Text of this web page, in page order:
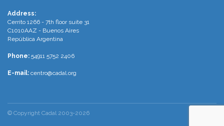
Address:
Cerrito 1266 - 7th floor suite 31
C1010AAZ - Buenos Aires
República Argentina
Phone: 54911 5752 2406
E-mail: centro@cadal.org
© Copyright Cadal 2003-2026